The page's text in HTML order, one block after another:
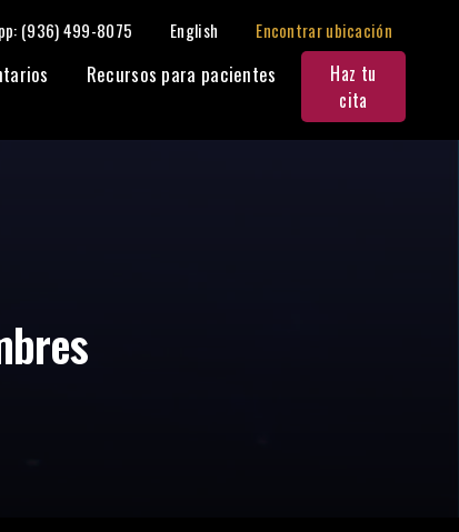
(936) 499-8075 English Encontrar ubicación
Recursos para pacientes
Haz tu
cita
Compartir: